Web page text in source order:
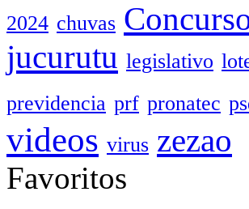
2024 chuvas
jucurutu legislativo
previdencia prf pronatec
videos virus zezao
Favoritos